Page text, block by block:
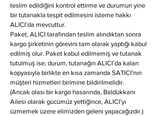
teslim edildiğini kontrol ettirme ve durumun yine
bir tutanakla tespit edilmesini isteme hakkı
ALICI’da mevcuttur.
Paket, ALICI tarafından teslim alındıktan sonra
kargo şirketinin görevini tam olarak yaptığı kabul
edilmiş olur. Paket kabul edilmemiş ve tutanak
tutulmuş ise; durum, tutanağın ALICI’da kalan
kopyasıyla birlikte en kısa zamanda SATICI’nın
müşteri hizmetleri birimine bildirilmelidir.
(Ancak olası bir kargo hasarında, Baldükkanı
Ailesi olarak gücümüz yettiğince, ALICI’yı
üzmemek üzere elimizden geleni yapacağızdır.)